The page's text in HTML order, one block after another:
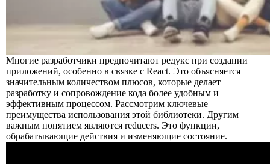
Многие разработчики предпочитают редукс при создании
приложений, особенно в связке с React. Это объясняется
значительным количеством плюсов, которые делает
разработку и сопровождение кода более удобным и
эффективным процессом. Рассмотрим ключевые
преимущества использования этой библиотеки. Другим
важным понятием являются reducers. Это функции,
обрабатывающие действия и изменяющие состояние.